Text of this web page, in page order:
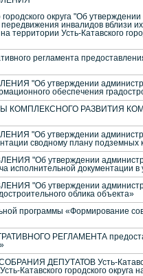
городского округа "Об
передвижения инвалидов вблизи
территории Усть-Катавского
регламента
"Об утверждении
обеспечения
КОМПЛЕКСНОГО РАЗВИТИЯ
"Об утверждении
сводному плану
"Об утверждении
исполнительной документации
"Об утверждении
облика объекта»
программы «Формирование
РЕГЛАМЕНТА
ДЕПУТАТОВ Усть-
Катавского городского округа